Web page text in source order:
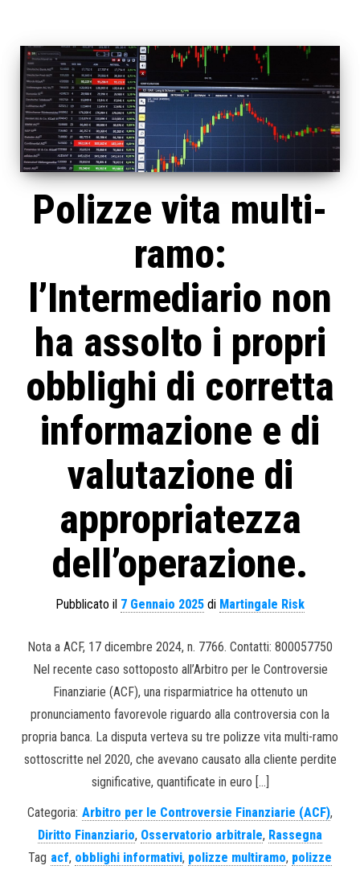
Polizze vita multi-
ramo:
l’Intermediario non
ha assolto i propri
obblighi di corretta
informazione e di
valutazione di
appropriatezza
dell’operazione.
Pubblicato il 7 Gennaio 2025 di Martingale Risk
Nota a ACF, 17 dicembre 2024, n. 7766. Contatti: 800057750
Nel recente caso sottoposto all’Arbitro per le Controversie
Finanziarie (ACF), una risparmiatrice ha ottenuto un
pronunciamento favorevole riguardo alla controversia con la
propria banca. La disputa verteva su tre polizze vita multi-ramo
sottoscritte nel 2020, che avevano causato alla cliente perdite
significative, quantificate in euro […]
Categoria: Arbitro per le Controversie Finanziarie (ACF),
Diritto Finanziario, Osservatorio arbitrale, Rassegna
Tag acf, obblighi informativi, polizze multiramo, polizze